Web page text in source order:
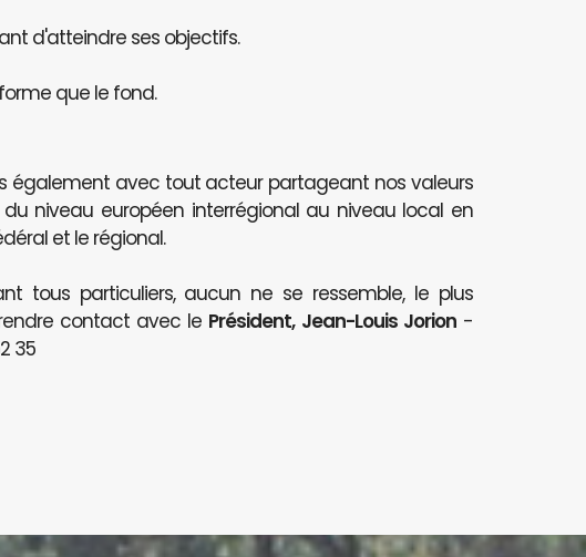
d'atteindre ses objectifs.
que le fond.
également avec tout acteur partageant nos valeurs
niveau européen interrégional au niveau local en
et le régional.
tous particuliers, aucun ne se ressemble, le plus
contact avec le Président, Jean-Louis Jorion-
35